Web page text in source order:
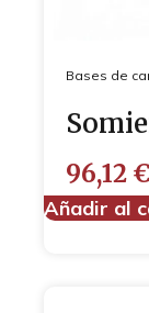
Bases de
96,12 €
Añadir al